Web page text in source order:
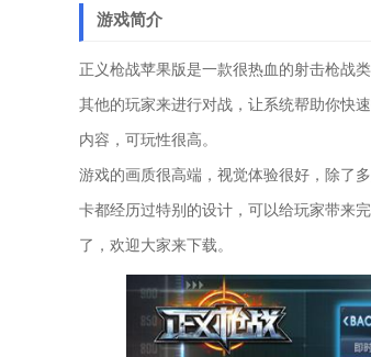
游戏简介
正义枪战苹果版是一款很热血的射击枪战
其他的玩家来进行对战，让系统帮助你快
内容，可玩性很高。
游戏的画质很高端，视觉体验很好，除了
卡都经历过特别的设计，可以给玩家带来
了，欢迎大家来下载。